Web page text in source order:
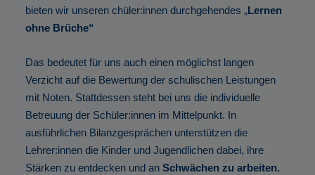
bieten wir unseren chüler:innen durchgehendes „Lernen
ohne Brüche“
Das bedeutet für uns auch einen möglichst langen
Verzicht auf die Bewertung der schulischen Leistungen
mit Noten. Stattdessen steht bei uns die individuelle
Betreuung der Schüler:innen im Mittelpunkt. In
ausführlichen Bilanzgesprächen unterstützen die
Lehrer:innen die Kinder und Jugendlichen dabei, ihre
Stärken zu entdecken und an Schwächen zu arbeiten.